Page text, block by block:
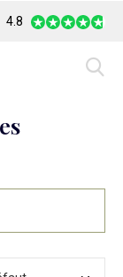
Safe Payment
4.8